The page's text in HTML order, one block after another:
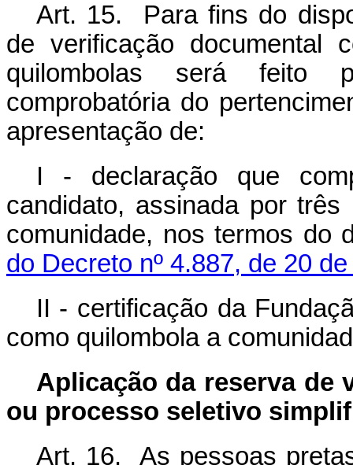
Art. 15. Para fins do
de verificação documental
quilombolas será feito
comprobatória do
apresentação de:
I - declaração que
candidato, assinada por
comunidade, nos termos do
do Decreto nº 4.887, de 20
II - certificação da
como quilombola a
Aplicação da reserva de
ou processo seletivo
Art. 16. As pessoas